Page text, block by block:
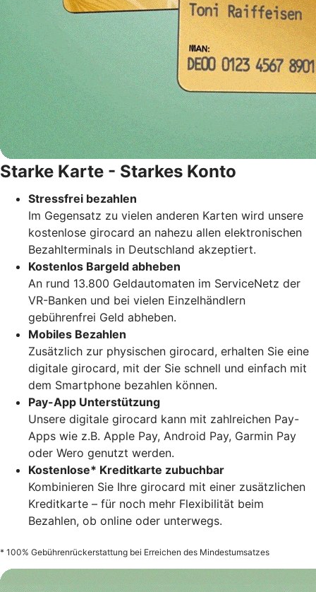
Starke Karte - Starkes Konto
Stressfrei bezahlen
Im Gegensatz zu vielen anderen Karten wird unsere
kostenlose girocard an nahezu allen elektronischen
Bezahlterminals in Deutschland akzeptiert.
Kostenlos Bargeld abheben
An rund 13.800 Geldautomaten im ServiceNetz der
VR-Banken und bei vielen Einzelhändlern
gebührenfrei Geld abheben.
Mobiles Bezahlen
Zusätzlich zur physischen girocard, erhalten Sie eine
digitale girocard, mit der Sie schnell und einfach mit
dem Smartphone bezahlen können.
Pay-App Unterstützung
Unsere digitale girocard kann mit zahlreichen Pay-
Apps wie z.B. Apple Pay, Android Pay, Garmin Pay
oder Wero genutzt werden.
Kostenlose* Kreditkarte zubuchbar
Kombinieren Sie Ihre girocard mit einer zusätzlichen
Kreditkarte – für noch mehr Flexibilität beim
Bezahlen, ob online oder unterwegs.
* 100% Gebührenrückerstattung bei Erreichen des Mindestumsatzes